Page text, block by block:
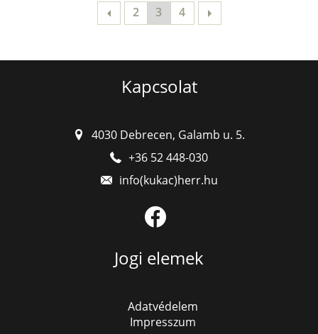
2 3 4
Kapcsolat
4030 Debrecen, Galamb u. 5.
+36 52 448-030
Jogi elemek
Adatvédelem
Impresszum